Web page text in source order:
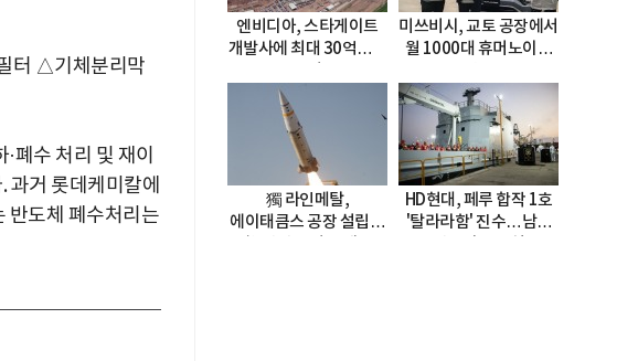
터 △기체분리막
폐수 처리 및 재이
거 롯데케미칼에
반도체 폐수처리는
엔비디아, 스타게이트
개발사에 최대 30억달러
미쓰비시, 교토 공장에서
월 1000대 휴머노이드
獨 라인메탈,
에이태큼스 공장 설립…
HD현대, 페루 합작 1호
'탈라라함' 진수…남미